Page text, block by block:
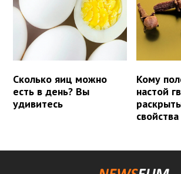
Сколько яиц можно
есть в день? Вы
удивитесь
Кому
настой